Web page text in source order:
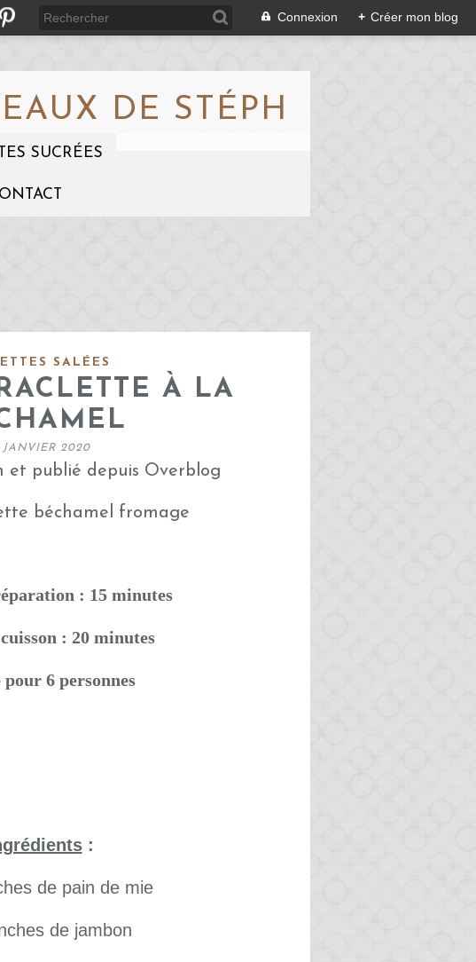
Connexion + Créer mon blog
DE STÉPH
SUCRÉES
SALÉES
À LA
JANVIER 2020
et publié depuis Overblog
: 15 minutes
: 20 minutes
pour 6 personnes
:
de pain de mie
de jambon